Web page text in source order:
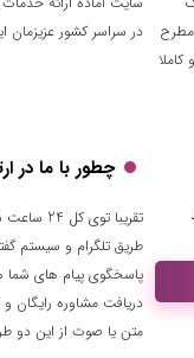
مطرح
کاملا
در سراسر کشور عزیزمان
چطور با ما در
تقریبا
طریق تلگرام و سیستم
پاسخگوی پیام های شما
دریافت مشاوره
متن یا صوت از این دو